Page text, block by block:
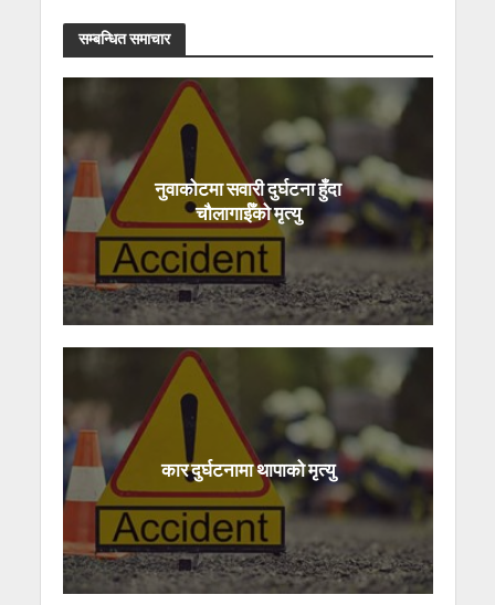
सम्बन्धित समाचार
नुवाकोटमा सवारी दुर्घटना हुँदा
चौलागाईँको मृत्यु
कार दुर्घटनामा थापाको मृत्यु